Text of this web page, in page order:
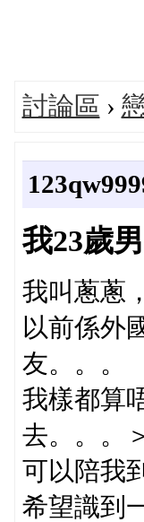
討論區 ›
我23歲
我叫蔥蔥
以前係外
友。。。
我樣都算
去。。。
可以陪我
希望識到